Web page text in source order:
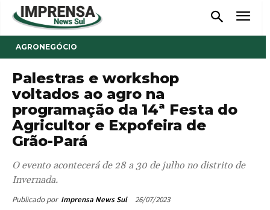
AGRONEGÓCIO
Palestras e workshop
voltados ao agro na
programação da 14ª Festa do
Agricultor e Expofeira de
Grão-Pará
O evento acontecerá de 28 a 30 de julho no distrito de
Invernada.
Publicado por Imprensa News Sul 26/07/2023